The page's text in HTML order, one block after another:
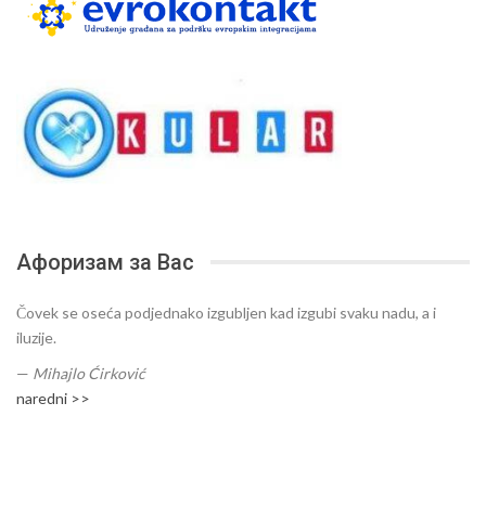
Афоризам за Вас
Čovek se oseća podjednako izgubljen kad izgubi svaku nadu, a i
iluzije.
— Mihajlo Ćirković
naredni >>